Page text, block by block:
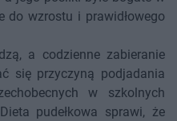
do wzrostu i prawidłowego
a codzienne zabieranie
się przyczyną podjadania
w szkolnych
pudełkowa sprawi, że